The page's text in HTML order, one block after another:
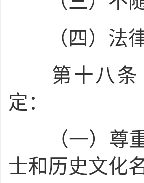
（四）法律
第十八条
定：
（一）尊重
士和历史文化